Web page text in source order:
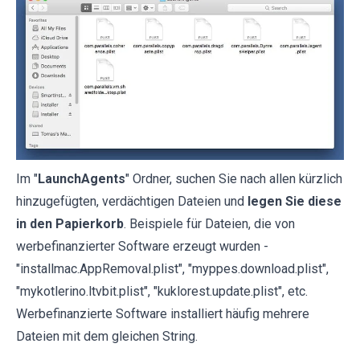
Im "LaunchAgents" Ordner, suchen Sie nach allen kürzlich
hinzugefügten, verdächtigen Dateien und legen Sie diese
in den Papierkorb. Beispiele für Dateien, die von
werbefinanzierter Software erzeugt wurden -
"installmac.AppRemoval.plist", "myppes.download.plist",
"mykotlerino.ltvbit.plist", "kuklorest.update.plist", etc.
Werbefinanzierte Software installiert häufig mehrere
Dateien mit dem gleichen String.